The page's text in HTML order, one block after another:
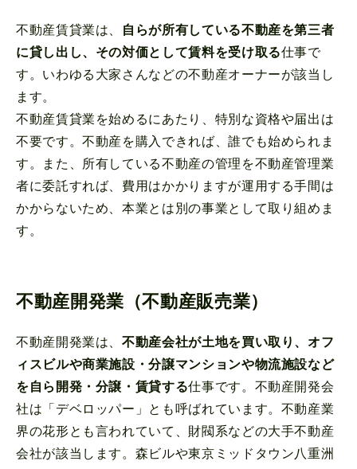
不動産賃貸業は、
自らが所有している不動産を第三者
に貸し出し、その対価として賃料を受け取る仕事で
す。いわゆる大家さんなどの不動産オーナーが該当し
ます。
不動産賃貸業を始めるにあたり、特別な資格や届出は
不要です。不動産を購入できれば、誰でも始められま
す。また、所有している不動産の管理を不動産管理業
者に委託すれば、費用はかかりますが運用する手間は
かからないため、本業とは別の事業として取り組めま
す。
不動産開発業（不動産販売業）
不動産開発業は、不動産会社が土地を買い取り、オフ
ィスビルや商業施設・分譲マンションや物流施設など
を自ら開発・分譲・賃貸する仕事です。不動産開発会
社は「デベロッパー」とも呼ばれています。不動産業
界の花形とも言われていて、財閥系などの大手不動産
会社が該当します。森ビルや東京ミッドタウン八重洲